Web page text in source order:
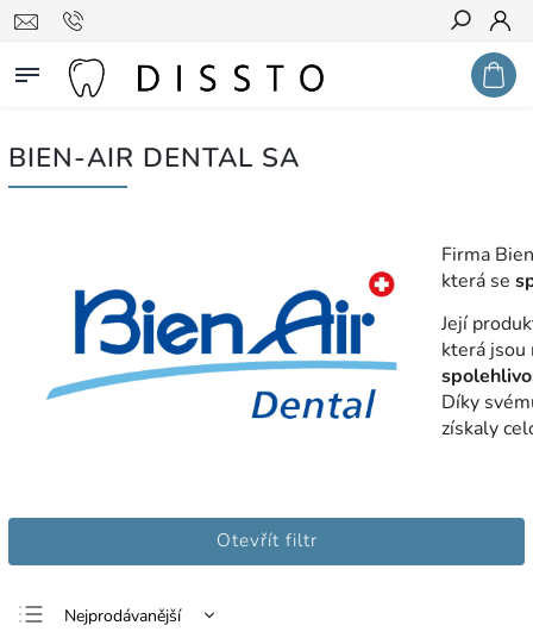
Hledat
BIEN-AIR DENTAL SA
Firma
která se
Její
která jsou
Díky
získaly
Otevřít filtr
Nejprodávanější